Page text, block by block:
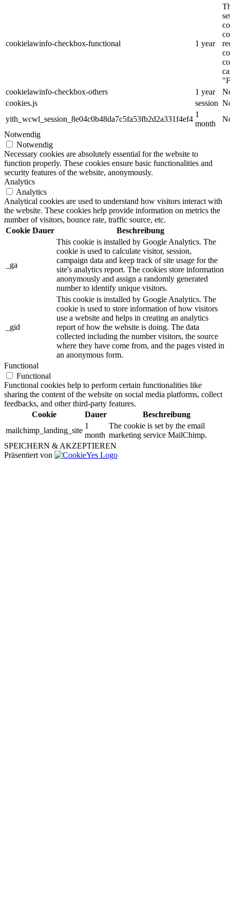
cookielawinfo-checkbox-functional 1 year
cookielawinfo-checkbox-others
1 year
cookies.js
session
yith_wcwl_session_8e04c0b48da7c5fa53fb2d2a331f4ef4
1
month
Notwendig
Notwendig
Necessary cookies are absolutely essential for the website to
function properly. These cookies ensure basic functionalities and
security features of the website, anonymously.
Analytics
Analytics
Analytical cookies are used to understand how visitors interact with
the website. These cookies help provide information on metrics the
number of visitors, bounce rate, traffic source, etc.
Cookie Dauer Beschreibung
_ga
This cookie is installed by Google Analytics. The
cookie is used to calculate visitor, session,
campaign data and keep track of site usage for the
site's analytics report. The cookies store information
anonymously and assign a randomly generated
number to identify unique visitors.
_gid
This cookie is installed by Google Analytics. The
cookie is used to store information of how visitors
use a website and helps in creating an analytics
report of how the website is doing. The data
collected including the number visitors, the source
where they have come from, and the pages visted in
an anonymous form.
Functional
Functional
Functional cookies help to perform certain functionalities like
sharing the content of the website on social media platforms, collect
feedbacks, and other third-party features.
Cookie
Dauer
Beschreibung
mailchimp_landing_site
1
month
The cookie is set by the email
marketing service MailChimp.
SPEICHERN & AKZEPTIEREN
Präsentiert von